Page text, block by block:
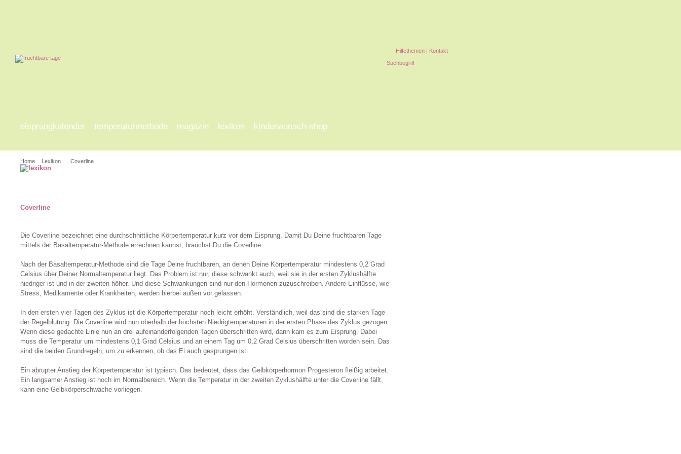
Kontakt
|
Hilfethemen
eisprungkalender temperaturmethode magazin lexikon kinderwunsch-shop
Home Lexikon Coverline
Coverline
Die Coverline bezeichnet eine durchschnittliche Körpertemperatur kurz vor dem Eisprung. Damit Du Deine fruchtbaren Tage
mittels der Basaltemperatur-Methode errechnen kannst, brauchst Du die Coverline.
Nach der Basaltemperatur-Methode sind die Tage Deine fruchtbaren, an denen Deine Körpertemperatur mindestens 0,2 Grad
Celsius über Deiner Normaltemperatur liegt. Das Problem ist nur, diese schwankt auch, weil sie in der ersten Zyklushälfte
niedriger ist und in der zweiten höher. Und diese Schwankungen sind nur den Hormonen zuzuschreiben. Andere Einflüsse, wie
Stress, Medikamente oder Krankheiten, werden hierbei außen vor gelassen.
In den ersten vier Tagen des Zyklus ist die Körpertemperatur noch leicht erhöht. Verständlich, weil das sind die starken Tage
der Regelblutung. Die Coverline wird nun oberhalb der höchsten Niedrigtemperaturen in der ersten Phase des Zyklus gezogen.
Wenn diese gedachte Linie nun an drei aufeinanderfolgenden Tagen überschritten wird, dann kam es zum Eisprung. Dabei
muss die Temperatur um mindestens 0,1 Grad Celsius und an einem Tag um 0,2 Grad Celsius überschritten worden sein. Das
sind die beiden Grundregeln, um zu erkennen, ob das Ei auch gesprungen ist.
Ein abrupter Anstieg der Körpertemperatur ist typisch. Das bedeutet, dass das Gelbkörperhormon Progesteron fleißig arbeitet.
Ein langsamer Anstieg ist noch im Normalbereich. Wenn die Temperatur in der zweiten Zyklushälfte unter die Coverline fällt,
kann eine Gelbkörperschwäche vorliegen.